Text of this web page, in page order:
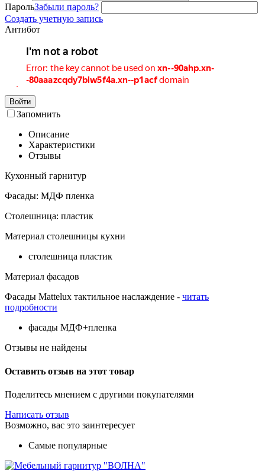
ПарольЗабыли пароль?
Создать учетную запись
Антибот
Войти
Запомнить
Описание
Характеристики
Отзывы
Кухонный гарнитур
Фасады: МДФ пленка
Столешница: пластик
Материал столешницы кухни
столешница пластик
Материал фасадов
Фасады Mattelux тактильное наслаждение - читать
подробности
фасады МДФ+пленка
Отзывы не найдены
Оставить отзыв на этот товар
Поделитесь мнением с другими покупателями
Написать отзыв
Возможно, вас это заинтересует
Самые популярные